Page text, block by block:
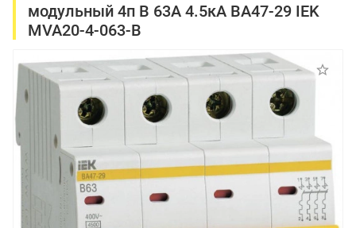
т
модульный 4п B 63А 4.5кА ВА47-29 IEK
MVA20-4-063-B